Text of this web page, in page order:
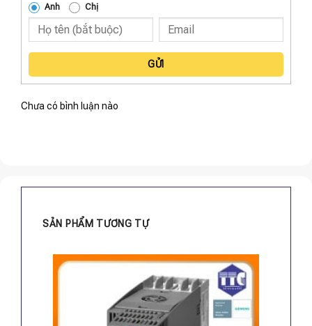
Anh Chị
GỬI
Chưa có bình luận nào
SẢN PHẨM TƯƠNG TỰ